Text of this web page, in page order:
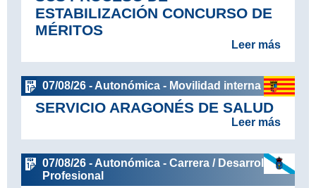
ESTABILIZACIÓN CONCURSO DE
MÉRITOS
Leer más
07/08/26 - Autonómica - Movilidad interna
SERVICIO ARAGONÉS DE SALUD
Leer más
07/08/26 - Autonómica - Carrera / Desarrollo
Profesional